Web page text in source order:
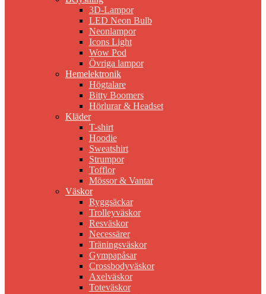
3D-Lampor
LED Neon Bulb
Neonlampor
Icons Light
Wow Pod
Övriga lampor
Hemelektronik
Högtalare
Bitty Boomers
Hörlurar & Headset
Kläder
T-shirt
Hoodie
Sweatshirt
Strumpor
Tofflor
Mössor & Vantar
Väskor
Ryggsäckar
Trolleyväskor
Resväskor
Necessärer
Träningsväskor
Gympapåsar
Crossbodyväskor
Axelväskor
Toteväskor